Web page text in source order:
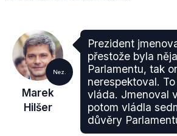
Nez.
Marek
Hilšer
Prezident
přestože byla
Parlamentu, tak
nerespektoval.
vláda. Jmenoval
potom vládla
důvěry